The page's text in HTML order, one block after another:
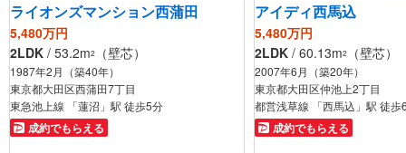
ライオンズマンション西蒲田
5,480万円
2LDK / 53.2m2 （壁芯）
1987年2月（築40年）
東京都大田区西蒲田7丁目
東急池上線 「蓮沼」駅 徒歩5分
成約でもらえる
アイディ西馬込
5,480万円
2LDK / 60.13m2 （壁芯）
2007年6月（築20年）
東京都大田区仲池上2丁目
都営浅草線 「西馬込」駅 徒歩
成約でもらえる